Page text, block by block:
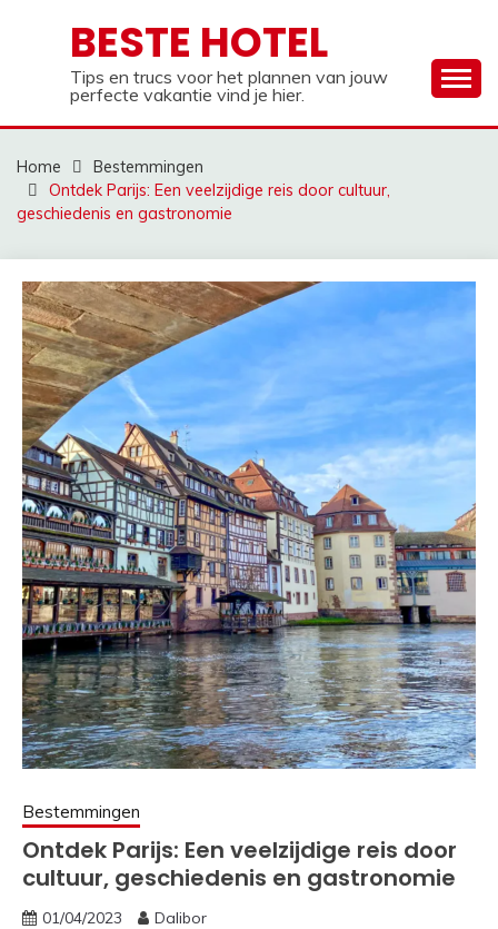
BESTE HOTEL
Tips en trucs voor het plannen van jouw
perfecte vakantie vind je hier.
Home
Bestemmingen
Ontdek Parijs: Een veelzijdige reis door cultuur,
geschiedenis en gastronomie
Bestemmingen
Ontdek Parijs: Een veelzijdige reis door
cultuur, geschiedenis en gastronomie
01/04/2023 Dalibor